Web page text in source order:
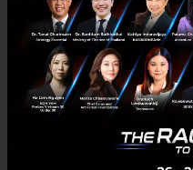
ใช้ Token ไปเพียง
ทีม B ยังขาดความเข้
ทำให้ AI ตอบไม่ตรง
ถามซ้ำไปซ้ำมาถึง 5
และผลาญ Token ไ
หากองค์กรใช้เลนส์ของ